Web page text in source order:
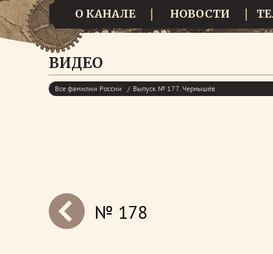
О КАНАЛЕ НОВОСТИ
ВИДЕО
Все фамилии России Выпуск № 177. Чернышёв
next№ 178